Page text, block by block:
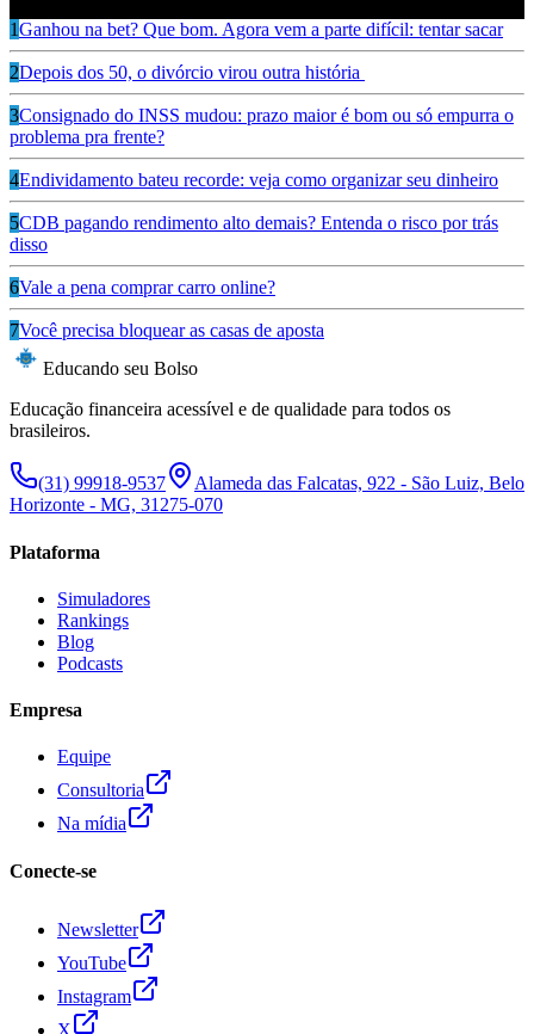
1Ganhou na bet? Que bom. Agora vem a parte difícil: tentar sacar
2Depois dos 50, o divórcio virou outra história
3Consignado do INSS mudou: prazo maior é bom ou só empurra o
problema pra frente?
4Endividamento bateu recorde: veja como organizar seu dinheiro
5CDB pagando rendimento alto demais? Entenda o risco por trás
disso
6Vale a pena comprar carro online?
7Você precisa bloquear as casas de aposta
Educando seu Bolso
Educação financeira acessível e de qualidade para todos os
brasileiros.
(31) 99918-9537
Alameda das Falcatas, 922 - São Luiz, Belo
Horizonte - MG, 31275-070
Plataforma
Simuladores
Rankings
Blog
Podcasts
Empresa
Equipe
Consultoria
Na mídia
Conecte-se
Newsletter
YouTube
Instagram
X